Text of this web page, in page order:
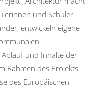
und Schüler
entwickeln eigene
und Inhalte der
Rahmen des Projekts
des Europäischen